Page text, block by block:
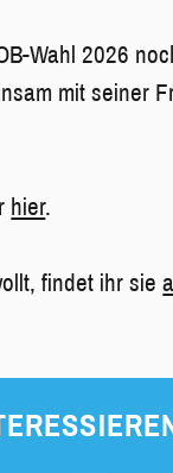
Wahl 2026
mit seiner
hier.
findet ihr sie